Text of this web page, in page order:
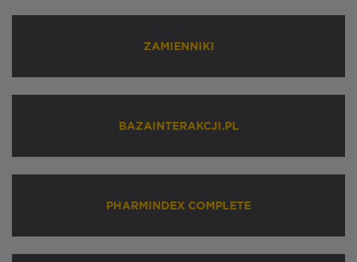
ZAMIENNIKI
BAZAINTERAKCJI.PL
PHARMINDEX COMPLETE